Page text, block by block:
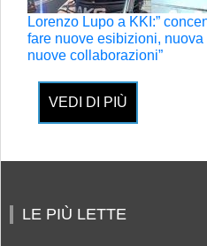
Lorenzo Lupo a KKI:”
fare nuove esibizioni,
nuove collaborazioni”
VEDI DI PIÙ
LE PIÙ LETTE